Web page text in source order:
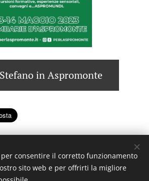
in Aspromonte
U Riggitanu. Tutti i diritti riservati.
consentire il corretto funzionamento
sito web e per offrirti la migliore